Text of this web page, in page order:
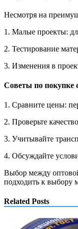
Несмотря на
1. Малые проекты:
2. Тестирование
3. Изменения в
Советы по покупке
1. Сравните цены:
2. Проверьте
3. Учитывайте
4. Обсуждайте
Выбор между
подходить к выбору
Related Posts